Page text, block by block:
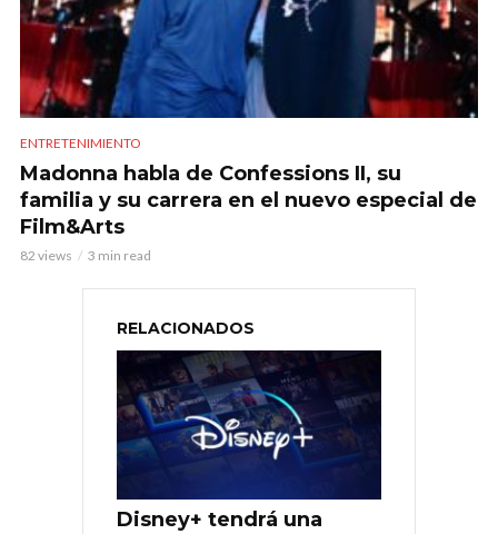
ENTRETENIMIENTO
Madonna habla de Confessions II, su
familia y su carrera en el nuevo especial de
Film&Arts
82 views 3 min read
RELACIONADOS
Disney+ tendrá una